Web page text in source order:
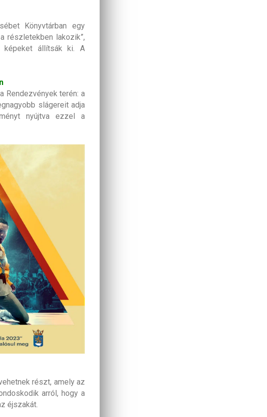
Könyvtárban egy
részletekben lakozik”,
képeket állítsák ki. A
Rendezvények terén: a
slágereit adja
nyújtva ezzel a
részt, amely az
arról, hogy a
éjszakát.